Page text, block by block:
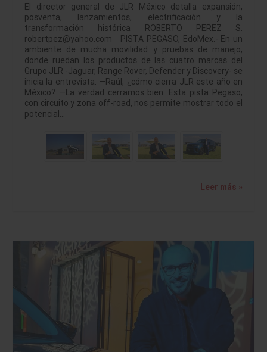
El director general de JLR México detalla expansión,
posventa, lanzamientos, electrificación y la
transformación histórica ROBERTO PEREZ S.
robertpez@yahoo.com PISTA PEGASO, EdoMex.- En un
ambiente de mucha movilidad y pruebas de manejo,
donde ruedan los productos de las cuatro marcas del
Grupo JLR -Jaguar, Range Rover, Defender y Discovery- se
inicia la entrevista. —Raúl, ¿cómo cierra JLR este año en
México? —La verdad cerramos bien. Esta pista Pegaso,
con circuito y zona off-road, nos permite mostrar todo el
potencial…
Leer más »